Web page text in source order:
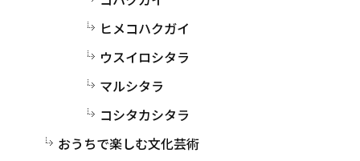
ヒメコハクガイ
ウスイロシタラ
マルシタラ
コシタカシタラ
おうちで楽しむ文化芸術